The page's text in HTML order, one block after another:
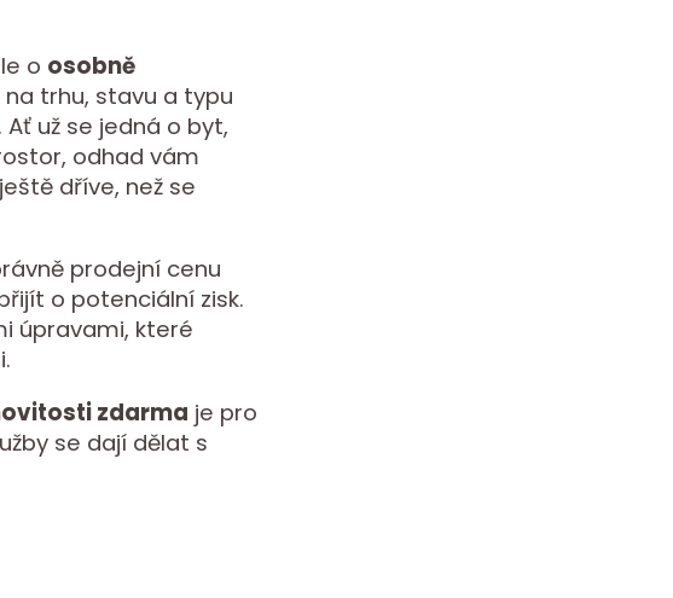
o osobně
trhu, stavu a typu
už se jedná o byt,
odhad vám
dříve, než se
prodejní cenu
o potenciální zisk.
úpravami, které
zdarma je pro
se dají dělat s